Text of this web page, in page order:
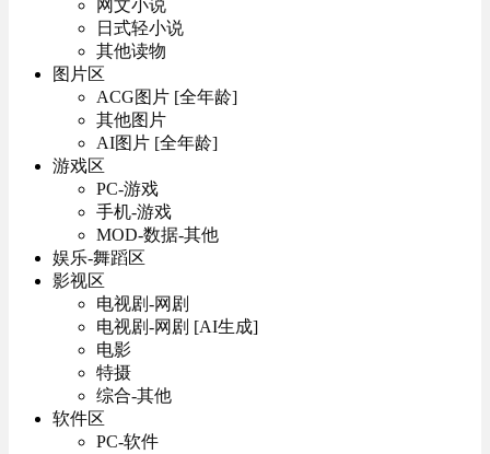
网文小说
日式轻小说
其他读物
图片区
ACG图片 [全年龄]
其他图片
AI图片 [全年龄]
游戏区
PC-游戏
手机-游戏
MOD-数据-其他
娱乐-舞蹈区
影视区
电视剧-网剧
电视剧-网剧 [AI生成]
电影
特摄
综合-其他
软件区
PC-软件